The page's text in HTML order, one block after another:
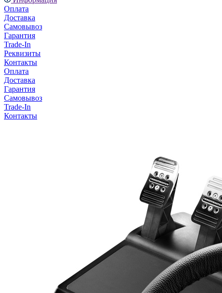
Оплата
Доставка
Самовывоз
Гарантия
Trade-In
Реквизиты
Контакты
Оплата
Доставка
Гарантия
Самовывоз
Trade-In
Контакты